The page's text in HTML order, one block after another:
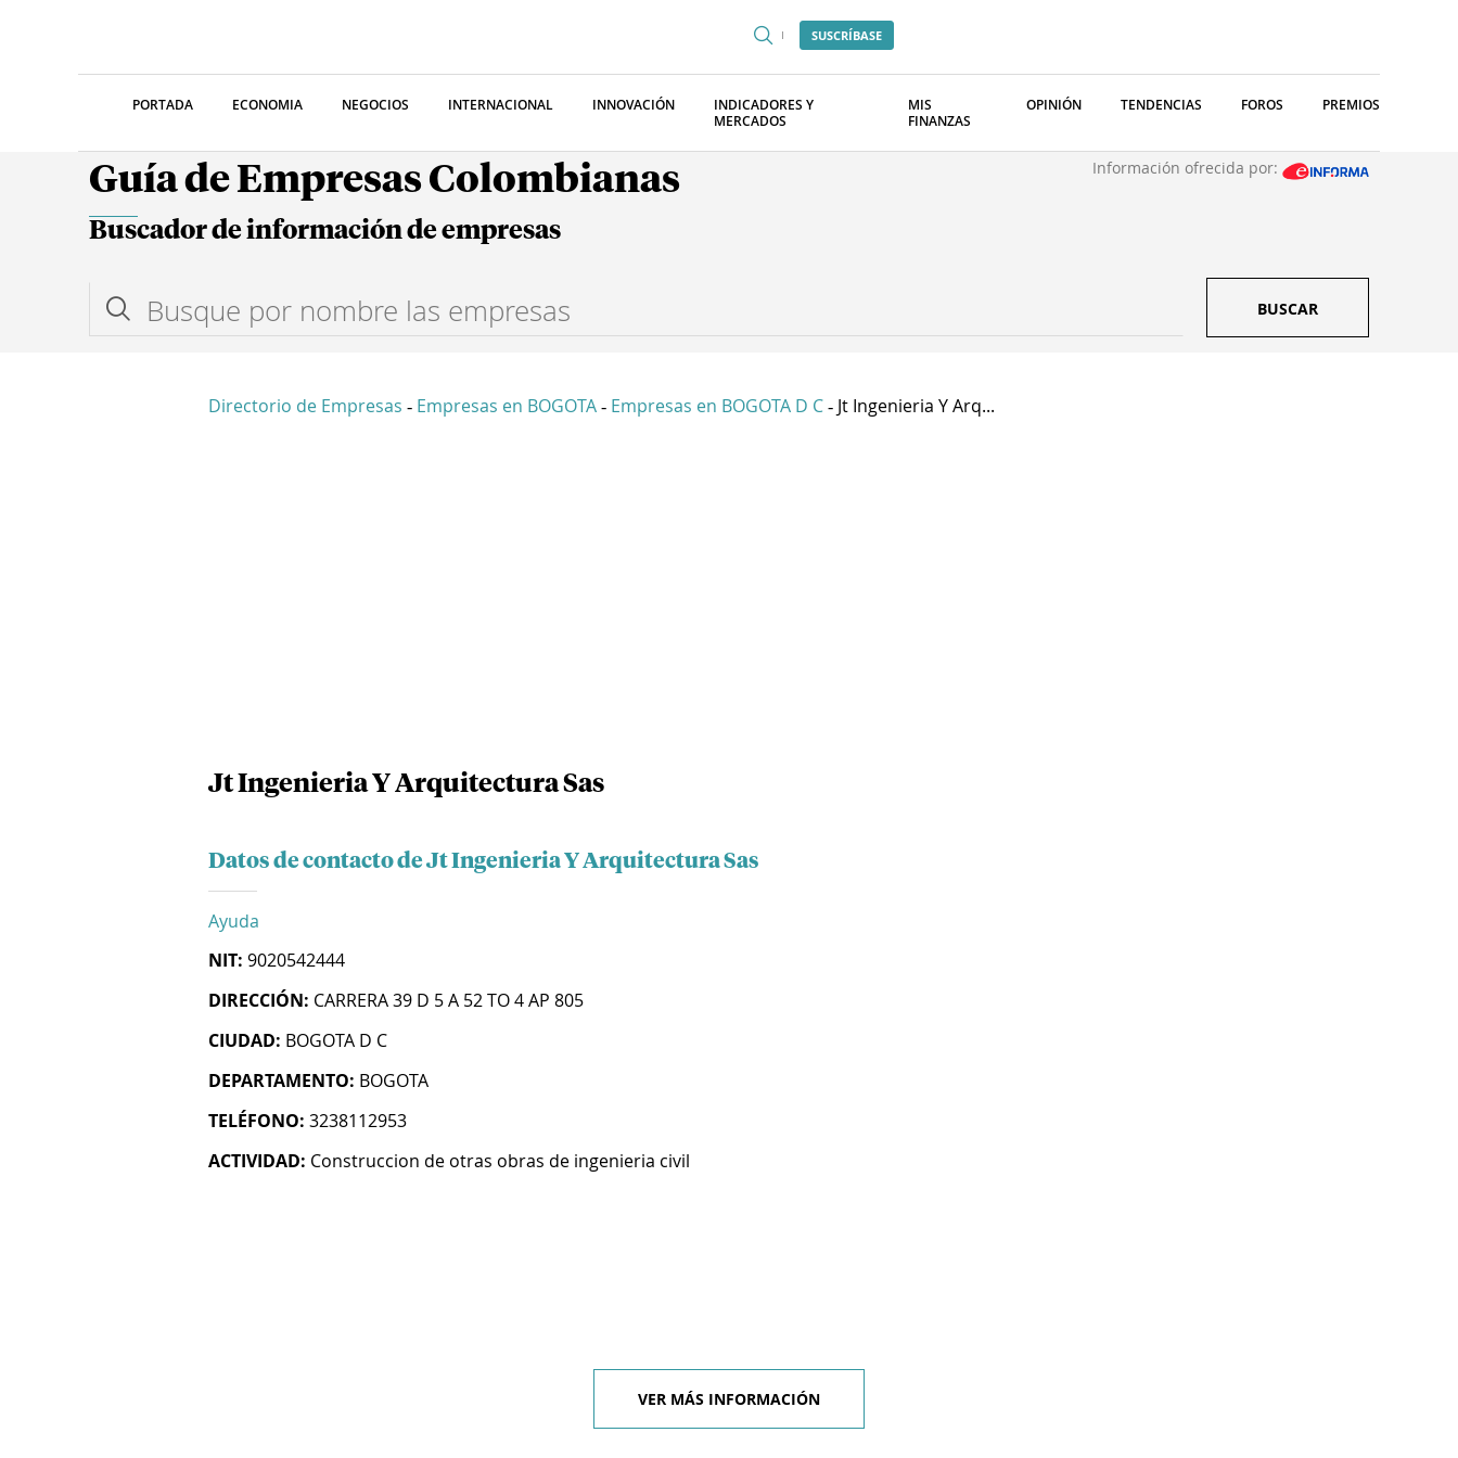
SUSCRÍBASE
PORTADA ECONOMIA NEGOCIOS INTERNACIONAL INNOVACIÓN
INDICADORES Y
MERCADOS
MIS
FINANZAS
OPINIÓN TENDENCIAS FOROS PREMIOS
Guía de Empresas Colombianas Información ofrecida por:
Buscador de información de empresas
BUSCAR
Directorio de Empresas - Empresas en BOGOTA - Empresas en BOGOTA D C - Jt Ingenieria Y Arq...
Jt Ingenieria Y Arquitectura Sas
Datos de contacto de Jt Ingenieria Y Arquitectura Sas
Ayuda
NIT: 9020542444
DIRECCIÓN: CARRERA 39 D 5 A 52 TO 4 AP 805
CIUDAD: BOGOTA D C
DEPARTAMENTO: BOGOTA
TELÉFONO: 3238112953
ACTIVIDAD: Construccion de otras obras de ingenieria civil
VER MÁS INFORMACIÓN